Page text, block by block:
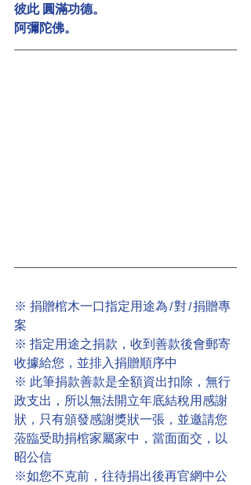
彼此 圓滿功德。
阿彌陀佛。
※ 捐贈棺木一口指定用途為1對1捐贈專
案
※ 指定用途之捐款，收到善款後會郵寄
收據給您，並排入捐贈順序中
※ 此筆捐款善款是全額資出扣除，無行
政支出，所以無法開立年底結稅用感謝
狀，只有頒發感謝獎狀一張，並邀請您
蒞臨受助捐棺家屬家中，當面面交，以
昭公信
※如您不克前，往待捐出後再官網中公